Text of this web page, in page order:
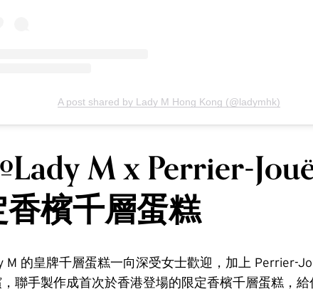
A post shared by Lady M Hong Kong (@ladymhk)
M x Perrier-
香檳千層蛋糕
M 的皇牌千層蛋糕一向深受女士歡迎，加上 Perrier-
聯手製作成首次於香港登場的限定香檳千層蛋糕，